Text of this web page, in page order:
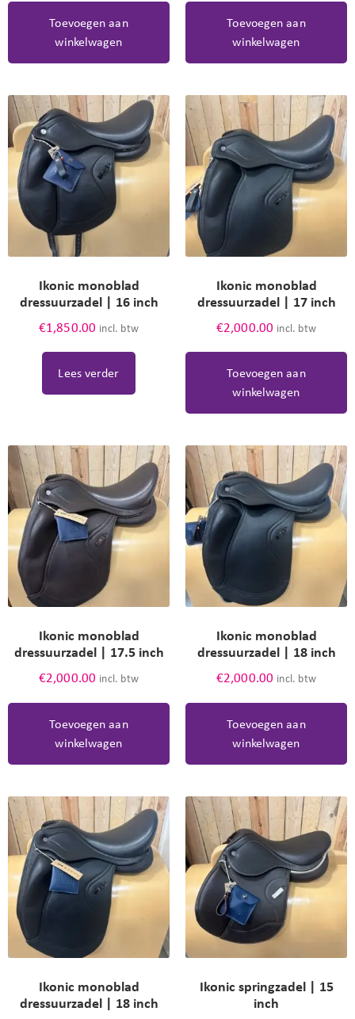
Toevoegen aan
winkelwagen
Toevoegen aan
winkelwagen
Ikonic monoblad
dressuurzadel | 16 inch
€1,850.00 incl. btw
Lees verder
Ikonic monoblad
dressuurzadel | 17 inch
€2,000.00 incl. btw
Toevoegen aan
winkelwagen
Ikonic monoblad
dressuurzadel | 17.5 inch
€2,000.00 incl. btw
Toevoegen aan
winkelwagen
Ikonic monoblad
dressuurzadel | 18 inch
€2,000.00 incl. btw
Toevoegen aan
winkelwagen
Ikonic monoblad
dressuurzadel | 18 inch
Ikonic springzadel | 15
inch